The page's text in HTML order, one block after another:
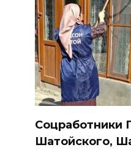
Шатойского,